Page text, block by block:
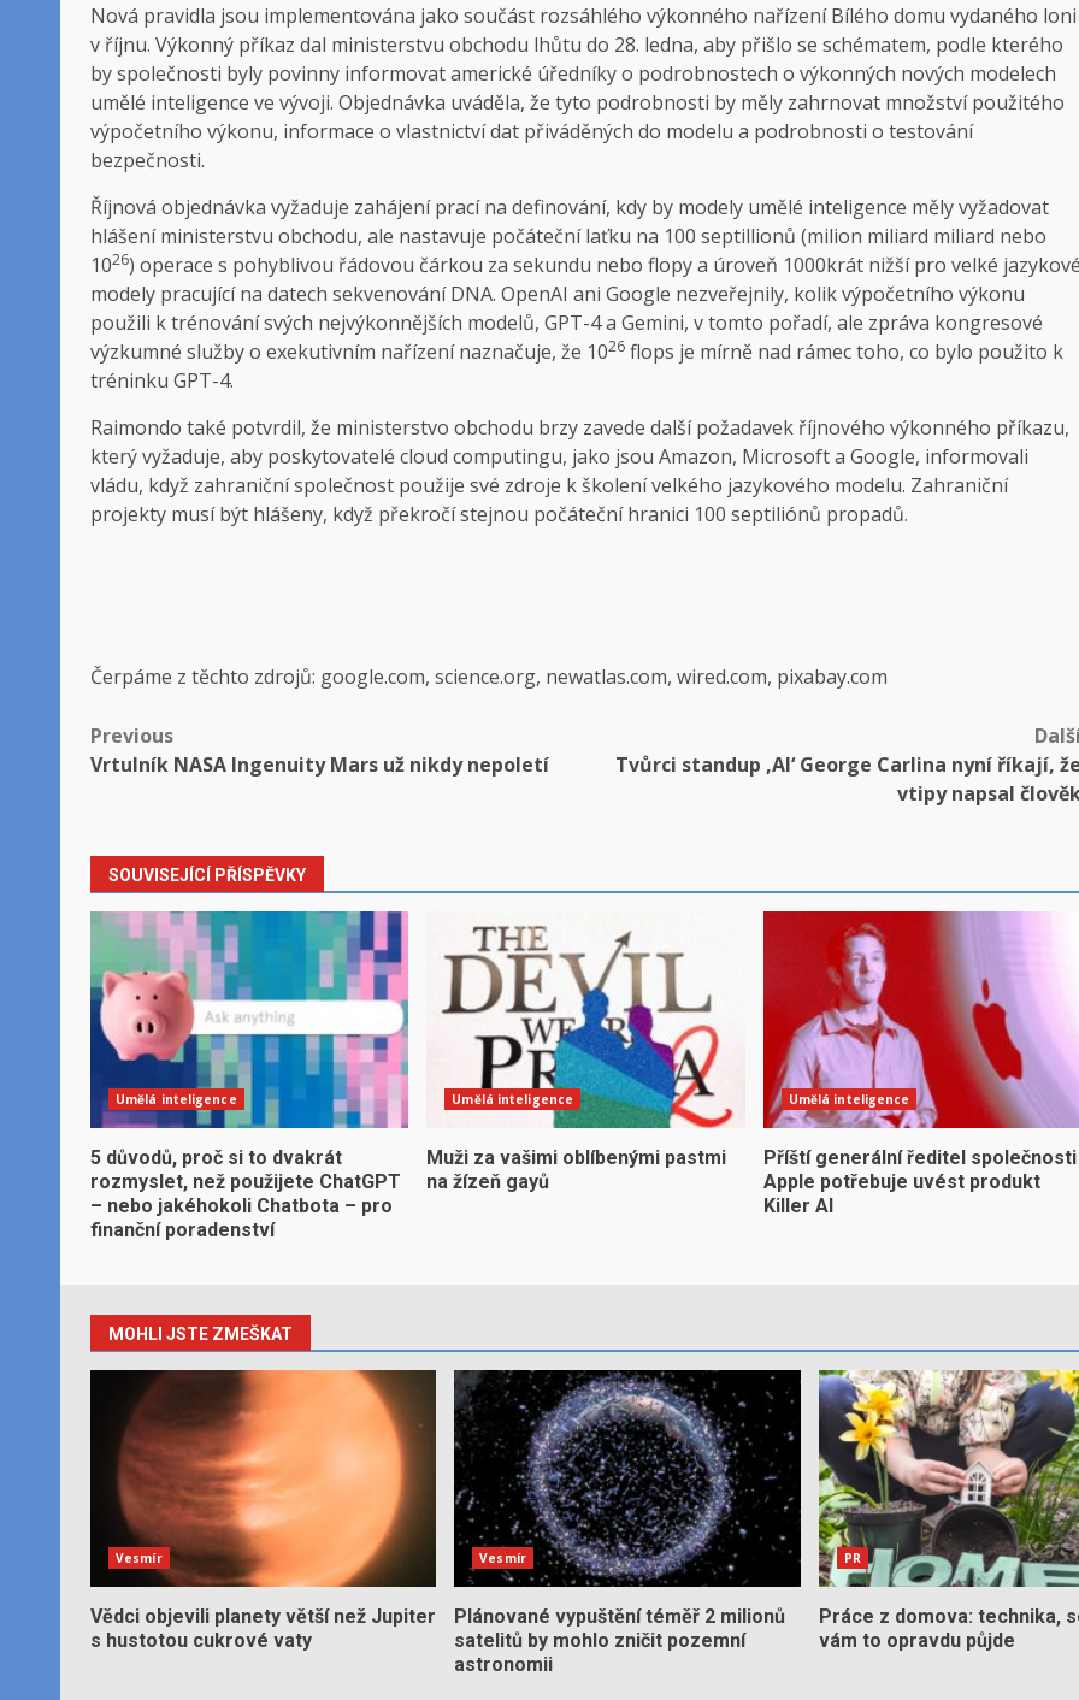
Nová pravidla jsou implementována jako součást rozsáhlého výkonného nařízení Bílého domu vydaného loni
v říjnu. Výkonný příkaz dal ministerstvu obchodu lhůtu do 28. ledna, aby přišlo se schématem, podle kterého
by společnosti byly povinny informovat americké úředníky o podrobnostech o výkonných nových modelech
umělé inteligence ve vývoji. Objednávka uváděla, že tyto podrobnosti by měly zahrnovat množství použitého
výpočetního výkonu, informace o vlastnictví dat přiváděných do modelu a podrobnosti o testování
bezpečnosti.
Říjnová objednávka vyžaduje zahájení prací na definování, kdy by modely umělé inteligence měly vyžadovat
hlášení ministerstvu obchodu, ale nastavuje počáteční laťku na 100 septillionů (milion miliard miliard nebo
1026) operace s pohyblivou řádovou čárkou za sekundu nebo flopy a úroveň 1000krát nižší pro velké jazykové
modely pracující na datech sekvenování DNA. OpenAI ani Google nezveřejnily, kolik výpočetního výkonu
použili k trénování svých nejvýkonnějších modelů, GPT-4 a Gemini, v tomto pořadí, ale zpráva kongresové
výzkumné služby o exekutivním nařízení naznačuje, že 1026 flops je mírně nad rámec toho, co bylo použito k
tréninku GPT-4.
Raimondo také potvrdil, že ministerstvo obchodu brzy zavede další požadavek říjnového výkonného příkazu,
který vyžaduje, aby poskytovatelé cloud computingu, jako jsou Amazon, Microsoft a Google, informovali
vládu, když zahraniční společnost použije své zdroje k školení velkého jazykového modelu. Zahraniční
projekty musí být hlášeny, když překročí stejnou počáteční hranici 100 septiliónů propadů.
Čerpáme z těchto zdrojů: google.com, science.org, newatlas.com, wired.com, pixabay.com
Post
navigation
Previous
Vrtulník NASA Ingenuity Mars už nikdy nepoletí
Tvůrci standup ‚AI‘ George Carlina nyní říkají, že
vtipy napsal
SOUVISEJÍCÍ PŘÍSPĚVKY
Umělá inteligence
5 důvodů, proč si to dvakrát
rozmyslet, než použijete ChatGPT
– nebo jakéhokoli Chatbota – pro
finanční poradenství
Umělá inteligence
Muži za vašimi oblíbenými pastmi
na žízeň gayů
Umělá inteligence
Příští generální ředitel společnosti
Apple potřebuje uvést produkt
Killer AI
MOHLI JSTE ZMEŠKAT
Vesmír
Vědci objevili planety větší než Jupiter
s hustotou cukrové vaty
Vesmír
Plánované vypuštění téměř 2 milionů
satelitů by mohlo zničit pozemní
astronomii
PR
Práce z domova: technika,
vám to opravdu půjde